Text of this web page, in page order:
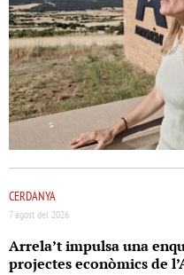
CERDANYA
7 agost del 2026
Arrela’t impulsa una
projectes econòmics de